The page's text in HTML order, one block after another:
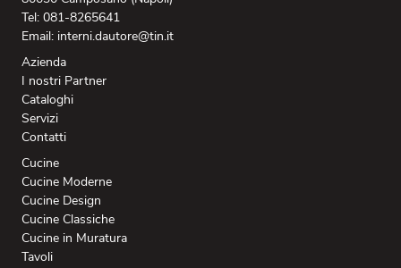
Tel: 081-8265641
Email: interni.dautore@tin.it
Azienda
I nostri Partner
Cataloghi
Servizi
Contatti
Cucine
Cucine Moderne
Cucine Design
Cucine Classiche
Cucine in Muratura
Tavoli